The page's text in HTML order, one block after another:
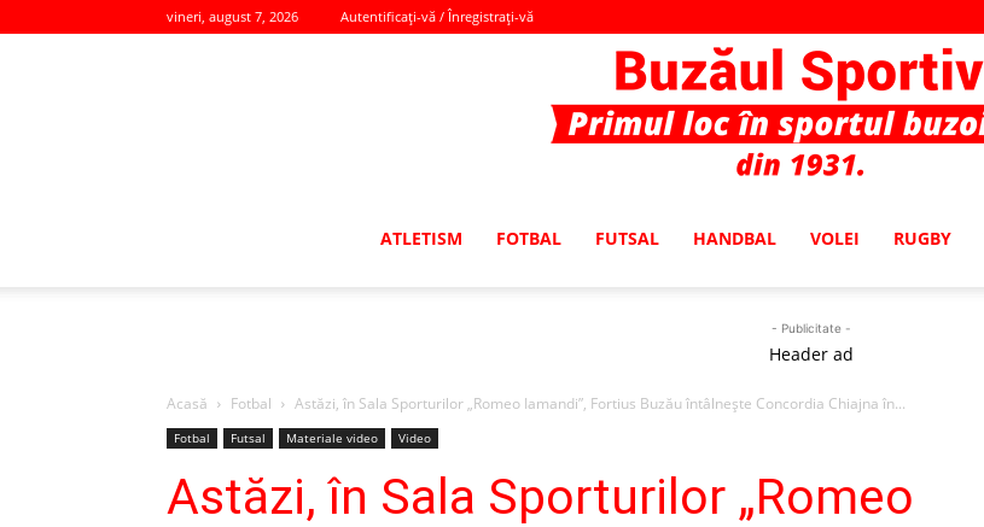
vineri, august 7, 2026 Autentificați-vă / Înregistrați-vă
Sportiv
ATLETISM FOTBAL FUTSAL HANDBAL VOLEI RUGBY
- Publicitate -
Header ad
Acasă Fotbal Astăzi, în Sala Sporturilor „Romeo Iamandi”, Fortius Buzău întâlneşte Concordia Chiajna în...
Fotbal Futsal Materiale video Video
Astăzi, în Sala Sporturilor „Romeo